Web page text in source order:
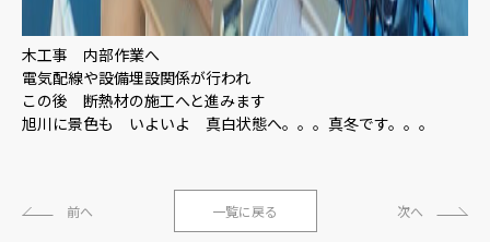
木工事 内部作業へ
電気配線や設備埋設関係が行われ
この後 断熱材の施工へと進みます
旭川に景色も いよいよ 真白状態へ。。。真冬です。。。
前へ 一覧に戻る 次へ